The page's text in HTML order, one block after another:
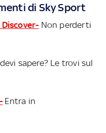
di Sky Sport
Non perderti
sapere? Le trovi sul
Entra in